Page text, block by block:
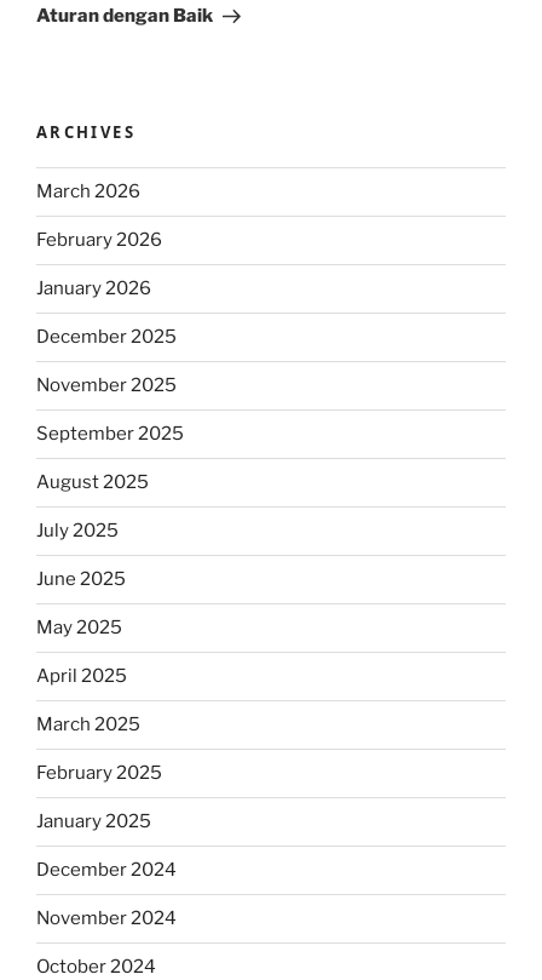
Aturan dengan Baik
ARCHIVES
March 2026
February 2026
January 2026
December 2025
November 2025
September 2025
August 2025
July 2025
June 2025
May 2025
April 2025
March 2025
February 2025
January 2025
December 2024
November 2024
October 2024